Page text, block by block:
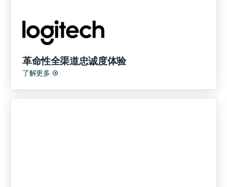
革命性全渠道忠诚度体验
了解更多 